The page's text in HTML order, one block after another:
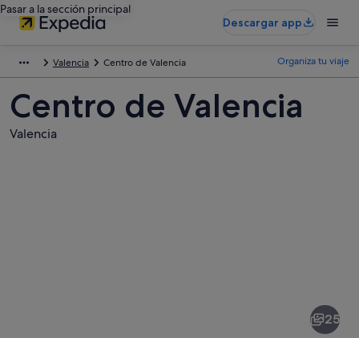
Pasar a la sección principal
Descargar app
Valencia Centro de Valencia Organiza tu viaje
Centro de Valencia
Valencia
25